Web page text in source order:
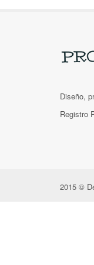
Diseño,
Registro
2015 ©